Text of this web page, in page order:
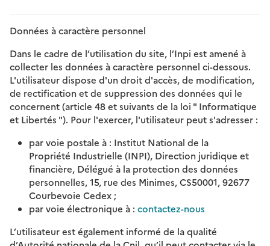
Données à caractère personnel
Dans le cadre de l’utilisation du site, l’Inpi est amené à
collecter les données à caractère personnel ci-dessous.
L'utilisateur dispose d'un droit d'accès, de modification,
de rectification et de suppression des données qui le
concernent (article 48 et suivants de la loi " Informatique
et Libertés "). Pour l'exercer, l'utilisateur peut s'adresser :
par voie postale à : Institut National de la
Propriété Industrielle (INPI), Direction juridique et
financière, Délégué à la protection des données
personnelles, 15, rue des Minimes, CS50001, 92677
Courbevoie Cedex ;
par voie électronique à : contactez-nous
L’utilisateur est également informé de la qualité